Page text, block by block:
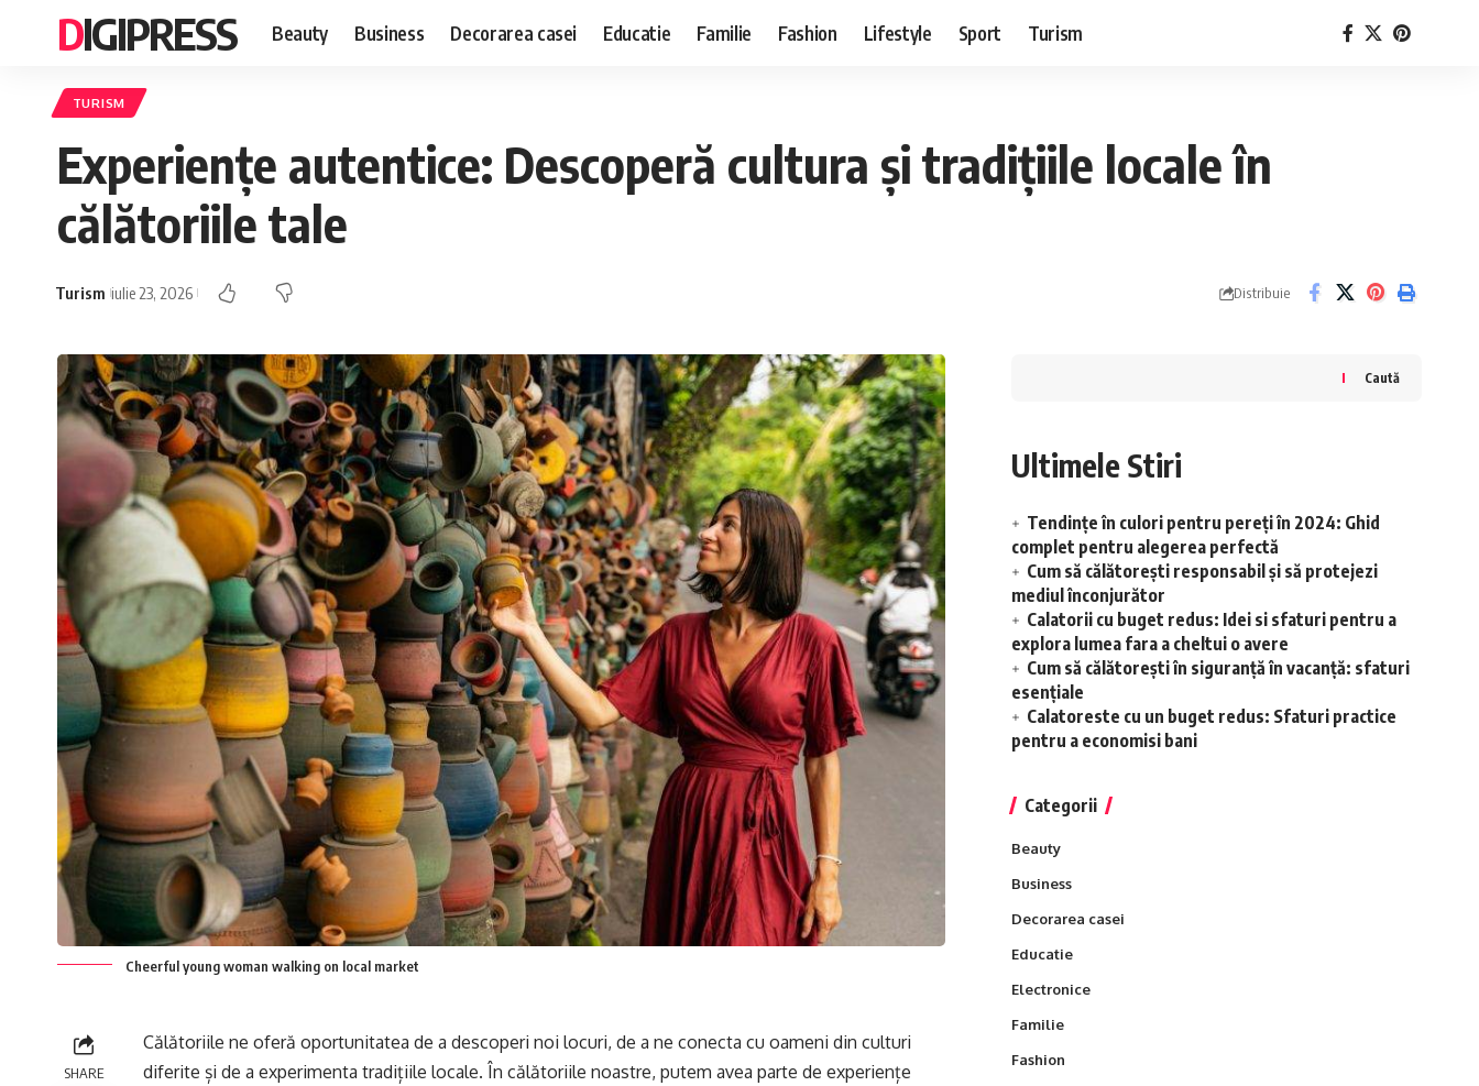
DIGIPRESS Beauty Business Decorarea casei Educatie Familie Fashion Lifestyle Sport Turism
TURISM
Experiențe autentice: Descoperă cultura și tradițiile locale în
călătoriile tale
Turism iulie 23, 2026 Distribuie
Cheerful young woman walking on local market
SHARE
Călătoriile ne oferă oportunitatea de a descoperi noi locuri, de a ne conecta cu oameni din culturi
diferite și de a experimenta tradițiile locale. În călătoriile noastre, putem avea parte de experiențe
Caută
Ultimele Stiri
Tendințe în culori pentru pereți în 2024: Ghid
complet pentru alegerea perfectă
Cum să călătorești responsabil și să protejezi
mediul înconjurător
Calatorii cu buget redus: Idei si sfaturi pentru a
explora lumea fara a cheltui o avere
Cum să călătorești în siguranță în vacanță: sfaturi
esențiale
Calatoreste cu un buget redus: Sfaturi practice
pentru a economisi bani
Categorii
Beauty
Business
Decorarea casei
Educatie
Electronice
Familie
Fashion